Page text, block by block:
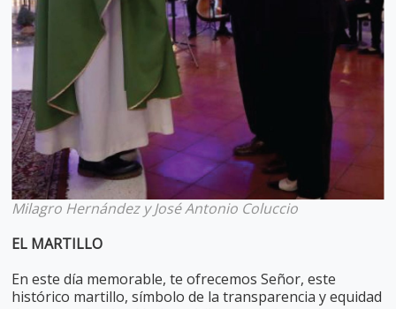
Milagro Hernández y José Antonio Coluccio
EL MARTILLO
En este día memorable, te ofrecemos Señor, este
histórico martillo, símbolo de la transparencia y equidad